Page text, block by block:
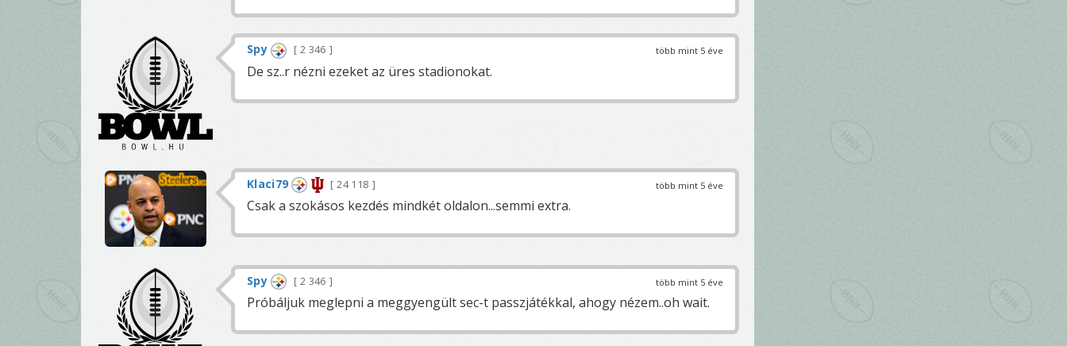
több mint 5 éve
Spy 2 346
De sz..r nézni ezeket az üres stadionokat.
több mint 5 éve
Klaci79 24 118
Csak a szokásos kezdés mindkét oldalon...semmi extra.
több mint 5 éve
Spy 2 346
Próbáljuk meglepni a meggyengült sec-t passzjátékkal, ahogy nézem..oh wait.